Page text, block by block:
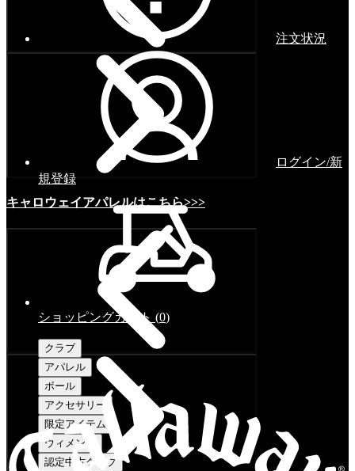
キャロウェイアパレルはこちら>>>
注文状況
ログイン/新
規登録
ショッピングカート (0)
クラブ
アパレル
ボール
アクセサリー
限定アイテム
ウィメンズ
認定中古クラブ